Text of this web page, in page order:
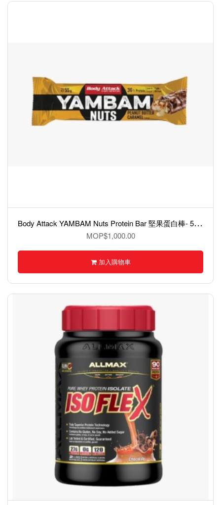
B
ody Attack YAMBAM Nuts Protein Bar 堅果蛋白棒- 55克
MOP$1,000.00
加入購物車